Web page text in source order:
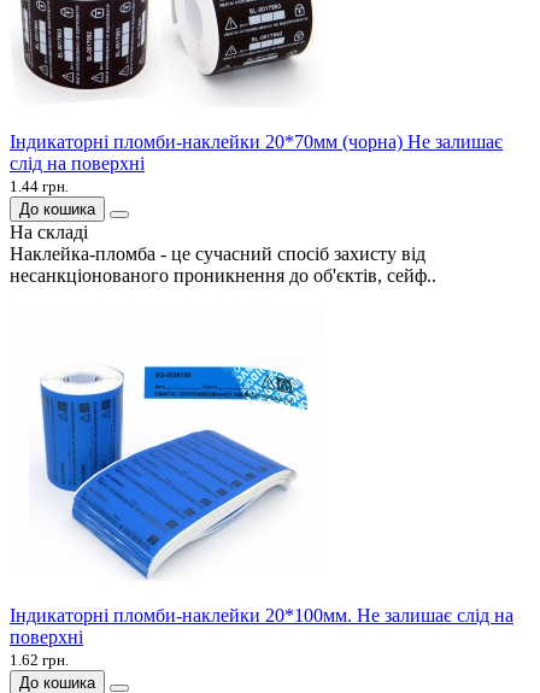
Індикаторні пломби-наклейки 20*70мм (чорна) Не залишає
слід на поверхні
1.44 грн.
До кошика
На складі
Наклейка-пломба - це сучасний спосіб захисту від
несанкціонованого проникнення до об'єктів, сейф..
Індикаторні пломби-наклейки 20*100мм. Не залишає слід на
поверхні
1.62 грн.
До кошика